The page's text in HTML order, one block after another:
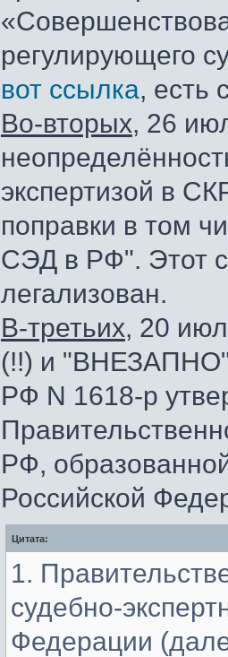
регулирующего
вот ссылка, есть
Во-вторых, 26
экспертизой в
поправки в том
СЭД в РФ". Этот
легализован.
В-третьих, 20
(!!) и "ВНЕЗАПНО"
РФ N 1618-р
РФ,
Российской
Цитата:
1.
судебно-
Федерации